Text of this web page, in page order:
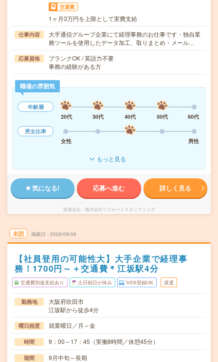
交通費
1ヶ月3万円を上限として実費支給
仕事内容
大手通信グループ企業にて経理事務のお仕事です・独自業
務ツールを使用したデータ加工、取りまとめ・メール…
応募資格
ブランクOK / 英語力不要
事務の経験がある方
職場の雰囲気
年齢層
20代
30代 40代 50代
60代
男女比率
女性
男性
もっと見る
気になる! 応募へ進む 詳しく見る
派遣会社 株式会社リクルートスタッフィング
未読 掲載日 2026/08/08
【社員登用の可能性大】大手企業で経理事
務！1700円～＋交通費＊江坂駅4分
交通費別途支給あり 土日祝日が休み WEB登録OK 派遣
勤務地
大阪府吹田市
江坂駅から徒歩4分
曜日頻度 就業曜日／月～金
時間 9：00～17：45（実働8時間／休憩45分）
期間 9月中旬～長期